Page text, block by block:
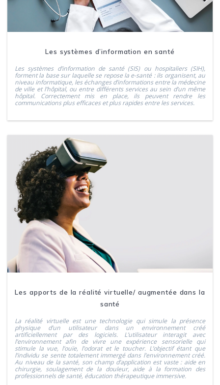
Les systèmes d’information en santé
Les systèmes d’information de santé (SIS) ou hospitaliers (SIH),
forment la base sur laquelle se repose la e-santé : ils organisent, au
niveau informatique, les échanges d’informations entre la médecine
de ville et l’hôpital, ou entre différents services au sein d’un même
hôpital. Correctement mis en place, ils peuvent rendre les
communications plus efficaces et plus rapides entre les services.
Les apports de la réalité virtuelle/ augmentée dans la
santé
La réalité virtuelle est une technologie qui simule la présence
physique d’un utilisateur dans un environnement créé
artificiellement par des logiciels. L’utilisateur interagit avec
l’environnement afin de vivre une expérience sensorielle qui
stimule la vue, l’ouïe, l’odorat et le toucher. L’objectif étant que
l’individu se sente totalement immergé dans l’environnement créé.
Au niveau de la santé, son champ d’application est vaste : aide en
chirurgie, soulagement de la douleur, aide à la formation des
professionnels de santé, éducation thérapeutique immersive.